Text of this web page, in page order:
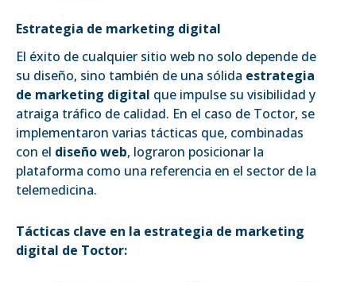
Estrategia de marketing digital
El éxito de cualquier sitio web no solo depende de
su diseño, sino también de una sólida estrategia
de marketing digital que impulse su visibilidad y
atraiga tráfico de calidad. En el caso de Toctor, se
implementaron varias tácticas que, combinadas
con el diseño web, lograron posicionar la
plataforma como una referencia en el sector de la
telemedicina.
Tácticas clave en la estrategia de marketing
digital de Toctor: